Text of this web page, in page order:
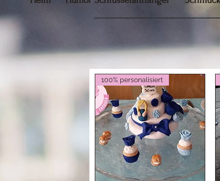
100% personalisiert